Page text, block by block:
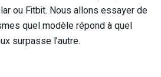
ou Fitbit. Nous allons essayer de
quel modèle répond à quel
surpasse l’autre.